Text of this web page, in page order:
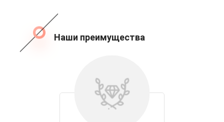
Наши преимущества